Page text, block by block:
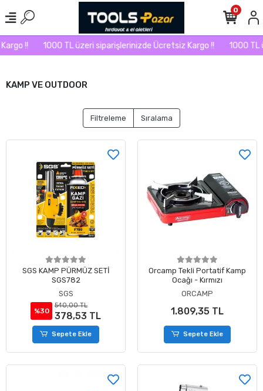
!! 1000 TL üzeri siparişlerinizde Ücretsiz Kargo !! 1000 TL
0
KAMP VE OUTDOOR
Filtreleme Sıralama
SGS KAMP PÜRMÜZ SETİ
SGS782
SGS
%30
540,00 TL
378,53 TL
Sepete Ekle
Orcamp Tekli Portatif Kamp
Ocağı - Kırmızı
ORCAMP
1.809,35 TL
Sepete Ekle